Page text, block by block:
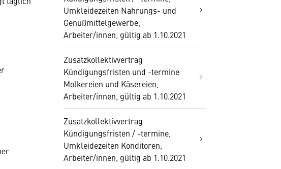
Umkleidezeiten Nahrungs- und
Genußmittelgewerbe,
Arbeiter/innen, gültig ab 1.10.2021
Zusatzkollektivvertrag
Kündigungsfristen und -termine
Molkereien und Käsereien,
Arbeiter/innen, gültig ab 1.10.2021
Zusatzkollektivvertrag
Kündigungsfristen / -termine,
Umkleidezeiten Konditoren,
Arbeiter/innen, gültig ab 1.10.2021